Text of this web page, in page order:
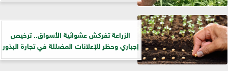
الزراعة تفركش عشوائية الأسواق.. ترخيص
إجباري وحظر للإعلانات المضللة في تجارة البذور